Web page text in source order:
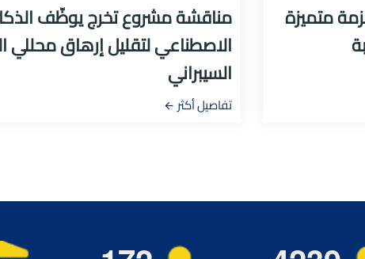
مناقشة مشروع تخرج يوظّف الذكاء
الاصطناعي لتقليل إرهاق محللي الأمن
السيبراني
تفاصيل أكثر